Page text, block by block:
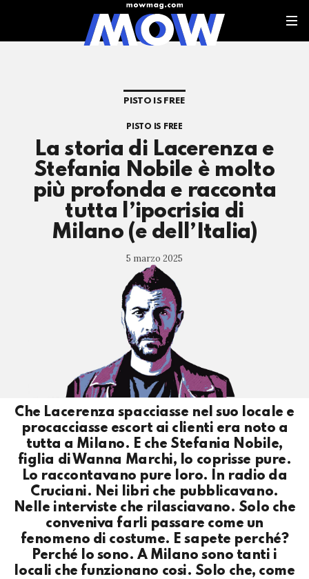
PISTO IS FREE
PISTO IS FREE
La storia di Lacerenza e
Stefania Nobile è molto
più profonda e racconta
tutta l’ipocrisia di
Milano (e dell’Italia)
5 marzo 2025
Che Lacerenza spacciasse nel suo locale e
procacciasse escort ai clienti era noto a
tutta a Milano. E che Stefania Nobile,
figlia di Wanna Marchi, lo coprisse pure.
Lo raccontavano pure loro. In radio da
Cruciani. Nei libri che pubblicavano.
Nelle interviste che rilasciavano. Solo che
conveniva farli passare come un
fenomeno di costume. E sapete perché?
Perché lo sono. A Milano sono tanti i
locali che funzionano cosi. Solo che, come